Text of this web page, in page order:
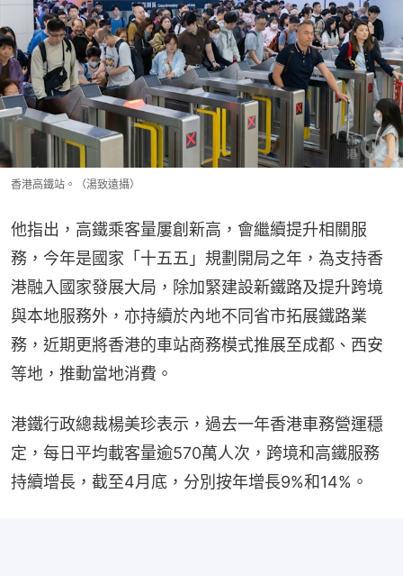
香港高鐵站。（湯致遠攝）
他指出，高鐵乘客量屢創新高，會繼續提升相關服
務，今年是國家「十五五」規劃開局之年，為支持香
港融入國家發展大局，除加緊建設新鐵路及提升跨境
與本地服務外，亦持續於內地不同省市拓展鐵路業
務，近期更將香港的車站商務模式推展至成都、西安
等地，推動當地消費。
港鐵行政總裁楊美珍表示，過去一年香港車務營運穩
定，每日平均載客量逾570萬人次，跨境和高鐵服務
持續增長，截至4月底，分別按年增長9%和14%。